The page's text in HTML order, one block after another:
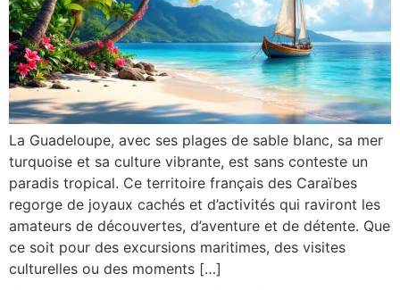
La Guadeloupe, avec ses plages de sable blanc, sa mer
turquoise et sa culture vibrante, est sans conteste un
paradis tropical. Ce territoire français des Caraïbes
regorge de joyaux cachés et d’activités qui raviront les
amateurs de découvertes, d’aventure et de détente. Que
ce soit pour des excursions maritimes, des visites
culturelles ou des moments […]